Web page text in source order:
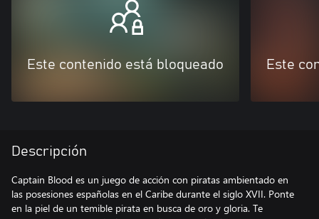
Este contenido está bloqueado Este
Descripción
Captain Blood es un juego de acción con piratas ambientado en
las posesiones españolas en el Caribe durante el siglo XVII. Ponte
en la piel de un temible pirata en busca de oro y gloria. Te